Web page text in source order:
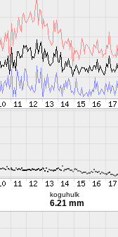
koguhulk
6.21 mm